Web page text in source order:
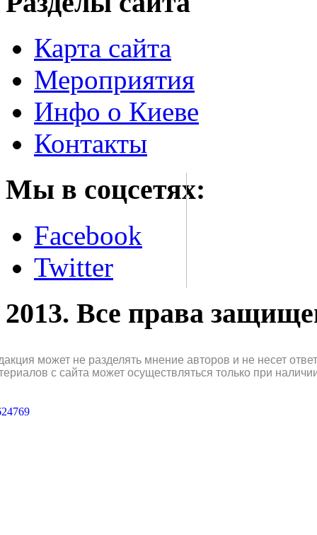
Карта сайта
Мероприятия
Инфо о Киеве
Контакты
Мы в соцсетях:
Facebook
Twitter
2013. Все права
может не разделять мнение авторов и не несет
с сайта может осуществляться только при